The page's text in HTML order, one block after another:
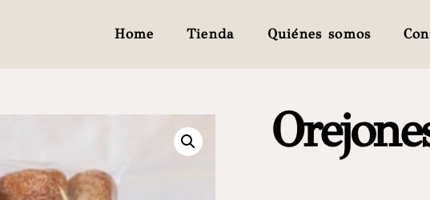
Home Tienda Quiénes somos